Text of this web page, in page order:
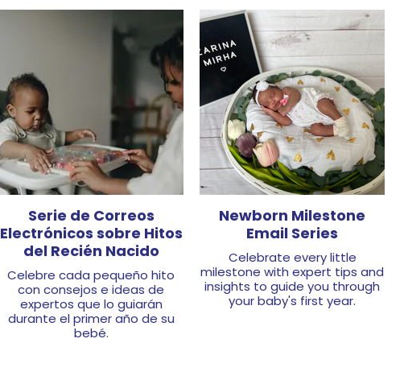
Sign Up Here
Sign Up Here
Serie de Correos
Electrónicos sobre Hitos
del Recién Nacido
Celebre cada pequeño hito
con consejos e ideas de
expertos que lo guiarán
durante el primer año de su
bebé.
Newborn Milestone
Email Series
Celebrate every little
milestone with expert tips and
insights to guide you through
your baby's first year.​